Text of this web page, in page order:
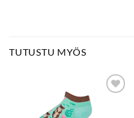
TUTUSTU MYÖS
LISÄÄ
SUOSIKKEIHIN